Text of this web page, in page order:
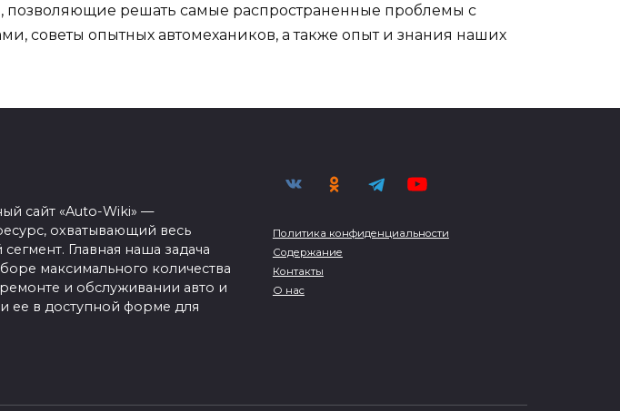
позволяющие решать самые распространенные проблемы с
советы опытных автомехаников, а также опыт и знания наших
сайт «Auto-Wiki» —
охватывающий весь
Главная наша задача
максимального количества
и обслуживании авто и
ее в доступной форме для
Политика конфиденциальности
Содержание
Контакты
О нас